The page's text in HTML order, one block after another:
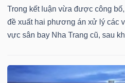
Trong kết luận vừa được công
đề xuất hai phương án xử lý các
vực sân bay Nha Trang cũ, sau
cáo
phân
tích